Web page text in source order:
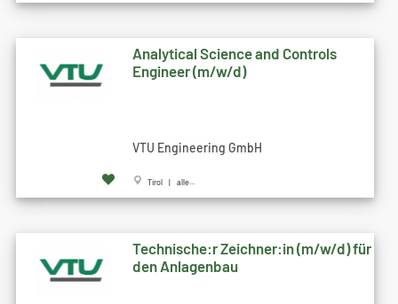
Analytical Science and Controls
Engineer (m/w/d)
VTU Engineering GmbH
Tirol | alle...
Technische:r Zeichner:in (m/w/d) für
den Anlagenbau